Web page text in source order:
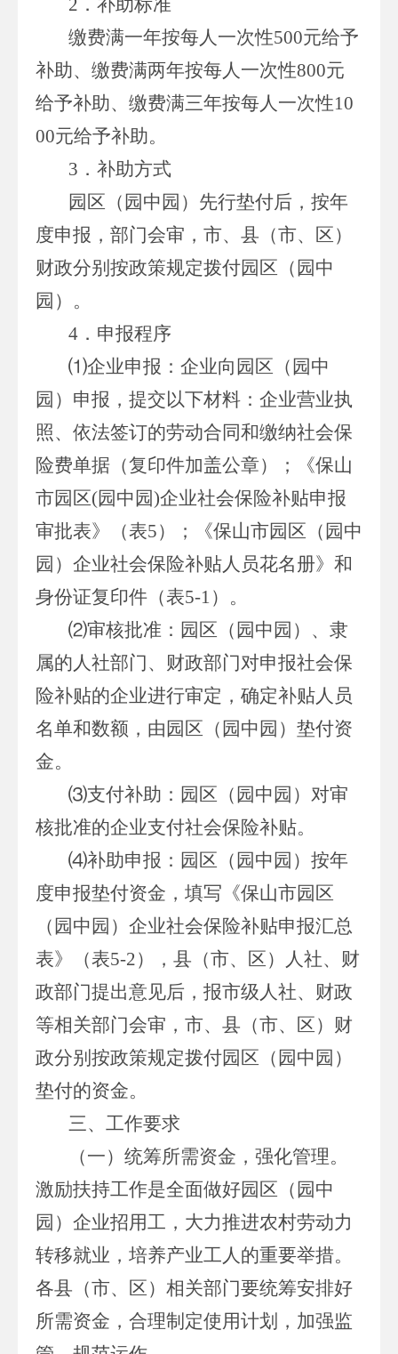
2．补助标准
缴费满一年按每人一次性500元给予
补助、缴费满两年按每人一次性800元
给予补助、缴费满三年按每人一次性10
00元给予补助。
3．补助方式
园区（园中园）先行垫付后，按年
度申报，部门会审，市、县（市、区）
财政分别按政策规定拨付园区（园中
园）。
4．申报程序
⑴企业申报：企业向园区（园中
园）申报，提交以下材料：企业营业执
照、依法签订的劳动合同和缴纳社会保
险费单据（复印件加盖公章）；《保山
市园区(园中园)企业社会保险补贴申报
审批表》（表5）；《保山市园区（园中
园）企业社会保险补贴人员花名册》和
身份证复印件（表5-1）。
⑵审核批准：园区（园中园）、隶
属的人社部门、财政部门对申报社会保
险补贴的企业进行审定，确定补贴人员
名单和数额，由园区（园中园）垫付资
金。
⑶支付补助：园区（园中园）对审
核批准的企业支付社会保险补贴。
⑷补助申报：园区（园中园）按年
度申报垫付资金，填写《保山市园区
（园中园）企业社会保险补贴申报汇总
表》（表5-2），县（市、区）人社、财
政部门提出意见后，报市级人社、财政
等相关部门会审，市、县（市、区）财
政分别按政策规定拨付园区（园中园）
垫付的资金。
三、工作要求
（一）统筹所需资金，强化管理。
激励扶持工作是全面做好园区（园中
园）企业招用工，大力推进农村劳动力
转移就业，培养产业工人的重要举措。
各县（市、区）相关部门要统筹安排好
所需资金，合理制定使用计划，加强监